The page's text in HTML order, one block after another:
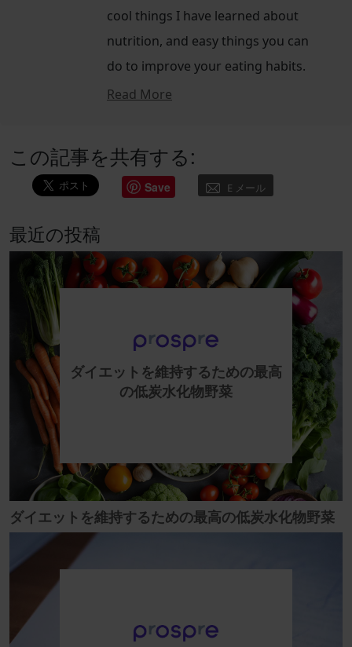
cool things I have learned about
nutrition, and easy things you can
do to improve your eating habits.
Read More
この記事を共有する:
Save E メール
最近の投稿
ダイエットを維持するための最高
の低炭水化物野菜
ダイエットを維持するための最高の低炭水化物野菜